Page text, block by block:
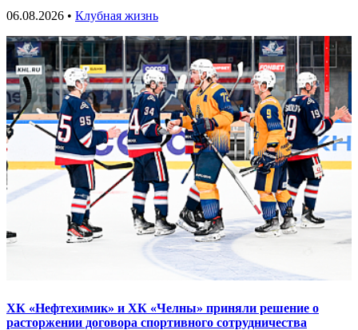
06.08.2026 • Клубная жизнь
ХК «Нефтехимик» и ХК «Челны» приняли решение о
расторжении договора спортивного сотрудничества